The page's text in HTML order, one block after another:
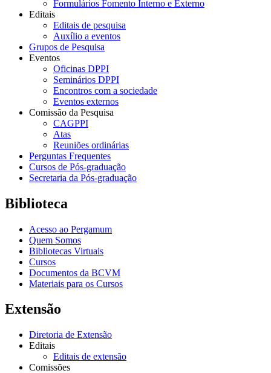
Formulários Fomento Interno e Externo
Editais
Editais de pesquisa
Auxílio a eventos
Grupos de Pesquisa
Eventos
Oficinas DPPI
Seminários DPPI
Encontros com a sociedade
Eventos externos
Comissão da Pesquisa
CAGPPI
Atas
Reuniões ordinárias
Perguntas Frequentes
Cursos de Pós-graduação
Secretaria da Pós-graduação
Biblioteca
Acesso ao Pergamum
Quem Somos
Bibliotecas Virtuais
Cursos
Documentos da BCVM
Materiais para os Cursos
Extensão
Diretoria de Extensão
Editais
Editais de extensão
Comissões